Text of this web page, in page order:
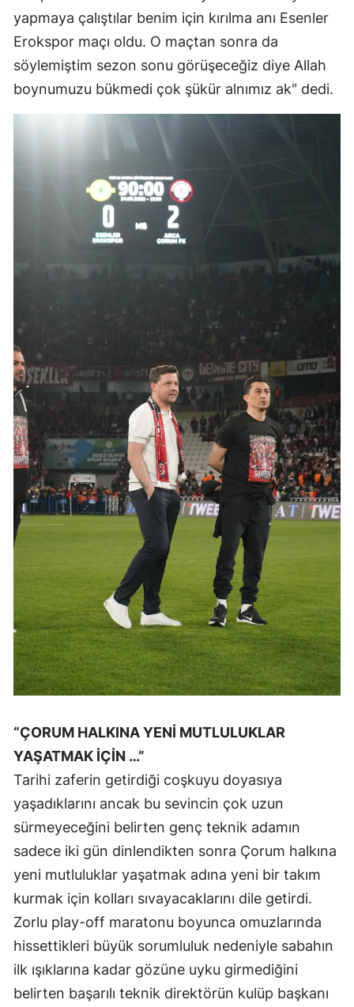
Malatya
Manisa
Kahramanmaraş
Rize
Sakarya
Samsun
Siirt
Sinop
Sivas
Tekirdağ
Tokat
Trabzon
Tunceli
Şanlıurfa
Uşak
Yozgat
Aksaray
Bayburt
Karaman
Kırıkkale
Batman
Şırnak
Bartın
yapmaya çalıştılar benim için kırılma anı Esenler
Erokspor maçı oldu. O maçtan sonra da
söylemiştim sezon sonu görüşeceğiz diye Allah
boynumuzu bükmedi çok şükür alnımız ak" dedi.
“ÇORUM HALKINA YENİ MUTLULUKLAR
YAŞATMAK İÇİN …”
Tarihi zaferin getirdiği coşkuyu doyasıya
yaşadıklarını ancak bu sevincin çok uzun
sürmeyeceğini belirten genç teknik adamın
sadece iki gün dinlendikten sonra Çorum halkına
yeni mutluluklar yaşatmak adına yeni bir takım
kurmak için kolları sıvayacaklarını dile getirdi.
Zorlu play-off maratonu boyunca omuzlarında
hissettikleri büyük sorumluluk nedeniyle sabahın
ilk ışıklarına kadar gözüne uyku girmediğini
belirten başarılı teknik direktörün kulüp başkanı